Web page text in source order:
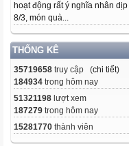
hoạt động rất ý nghĩa nhân dịp
8/3, món quà...
THỐNG KÊ
35719658 truy cập (chi tiết)
184934 trong hôm nay
51321198 lượt xem
187279 trong hôm nay
15281770 thành viên